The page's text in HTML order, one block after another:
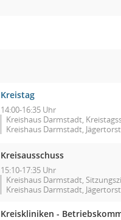
Kreistag
14:00-16:35 Uhr
Kreishaus Darmstadt,
Kreishaus Darmstadt,
Kreisausschuss
15:10-17:35 Uhr
Kreishaus Darmstadt,
Kreishaus Darmstadt,
Kreiskliniken -